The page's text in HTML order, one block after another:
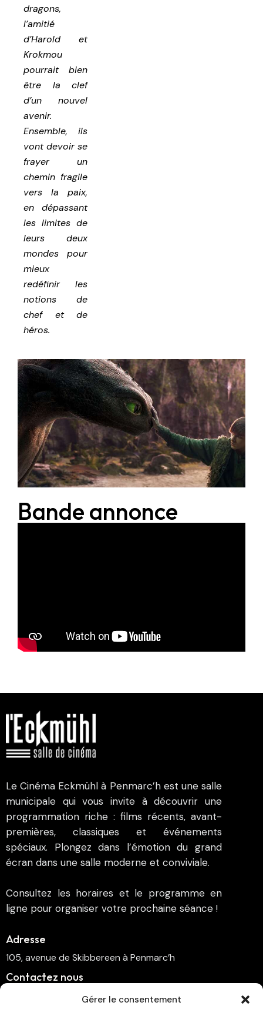
Gérer le consentement
dragons,
l’amitié
d’Harold et
Krokmou
pourrait bien
être la clef
d’un nouvel
avenir.
Ensemble, ils
vont devoir se
frayer un
chemin fragile
vers la paix,
en dépassant
les limites de
leurs deux
mondes pour
mieux
redéfinir les
notions de
chef et de
héros.
Bande annonce
Le Cinéma Eckmühl à Penmarc’h est une salle
municipale qui vous invite à découvrir une
programmation riche : films récents, avant-
premières, classiques et événements
spéciaux. Plongez dans l’émotion du grand
écran dans une salle moderne et conviviale.
Consultez les horaires et le programme en
ligne pour organiser votre prochaine séance !
Adresse
105, avenue de Skibbereen à Penmarc’h
Contactez nous
cinema.penmarch@orange.fr